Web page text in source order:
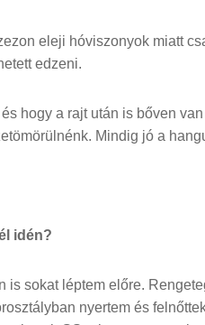
eleji hóviszonyok miatt
edzeni.
hogy a rajt után is bőven
Mindig jó a
idén?
sokat léptem előre.
nyertem és